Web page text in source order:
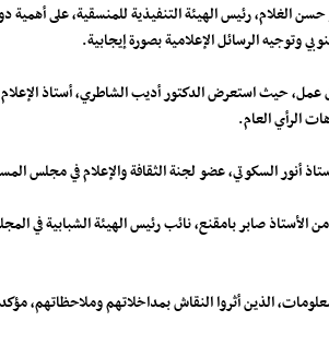
الغلام، رئيس الهيئة التنفيذية للمنسقية، على أهمية
وتوجيه الرسائل الإعلامية بصورة إيجابية.
حيث استعرض الدكتور أديب الشاطري، أستاذ الإعلام
الرأي العام.
أنور السكوتي، عضو لجنة الثقافة والإعلام في
من الأستاذ صابر بامقنع، نائب رئيس الهيئة الشبابية
الذين أثروا النقاش بمداخلاتهم وملاحظاتهم،